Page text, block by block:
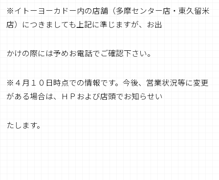
※イトーヨーカドー内の店舗（多摩センター店・東久留米
店）につきましても上記に準じますが、お出
かけの際には予めお電話でご確認下さい。
※４月１０日時点での情報です。今後、営業状況等に変更
がある場合は、ＨＰおよび店頭でお知らせい
たします。